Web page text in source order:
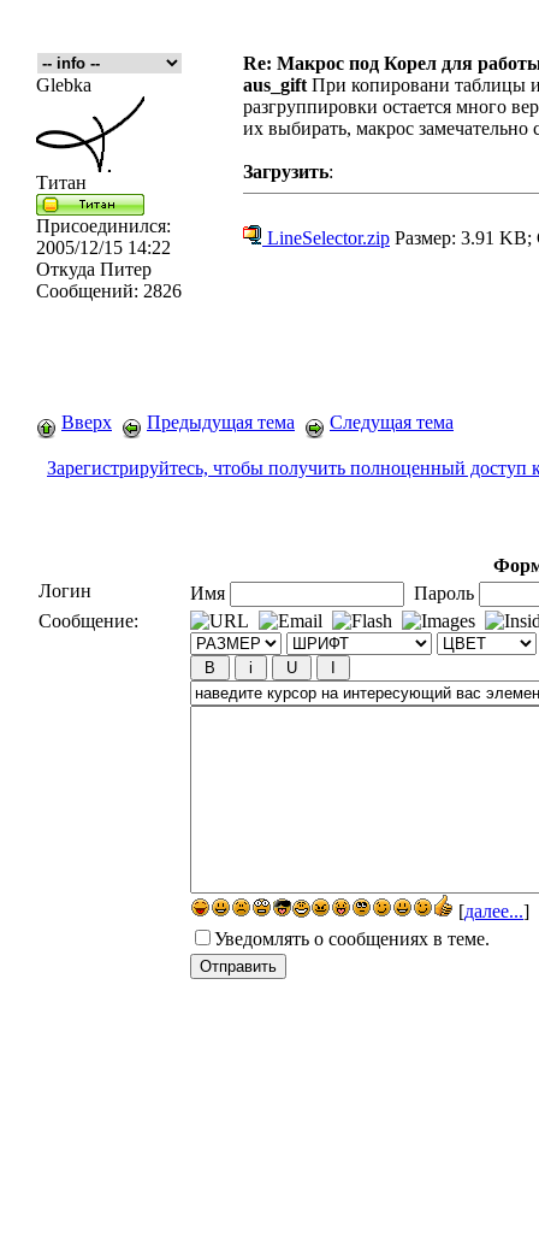
Re: Макрос под Корел для
Glebka
Титан
Присоединился:
2005/12/15 14:22
Откуда Питер
Сообщений: 2826
aus_gift При копировани таблицы
разгруппировки остается много
их выбирать, макрос замечательно
Загрузить:
LineSelector.zip Размер: 3.91 KB;
Вверх Предыдущая тема Следущая тема
Зарегистрируйтесь, чтобы получить полноценный доступ
Логин
Имя
Пароль
Сообщение:
[далее...]
Уведомлять о сообщениях в теме.